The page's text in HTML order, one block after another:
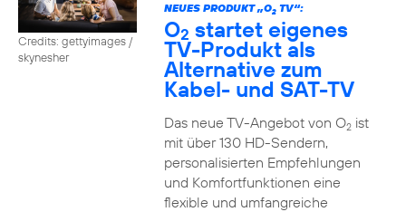
Credits: gettyimages /
skynesher
NEUES PRODUKT „O2TV“:
O2 startet eigenes
TV-Produkt als
Alternative zum
Kabel- und SAT-TV
Das neue TV-Angebot von O2ist
mit über 130 HD-Sendern,
personalisierten Empfehlungen
und Komfortfunktionen eine
flexible und umfangreiche